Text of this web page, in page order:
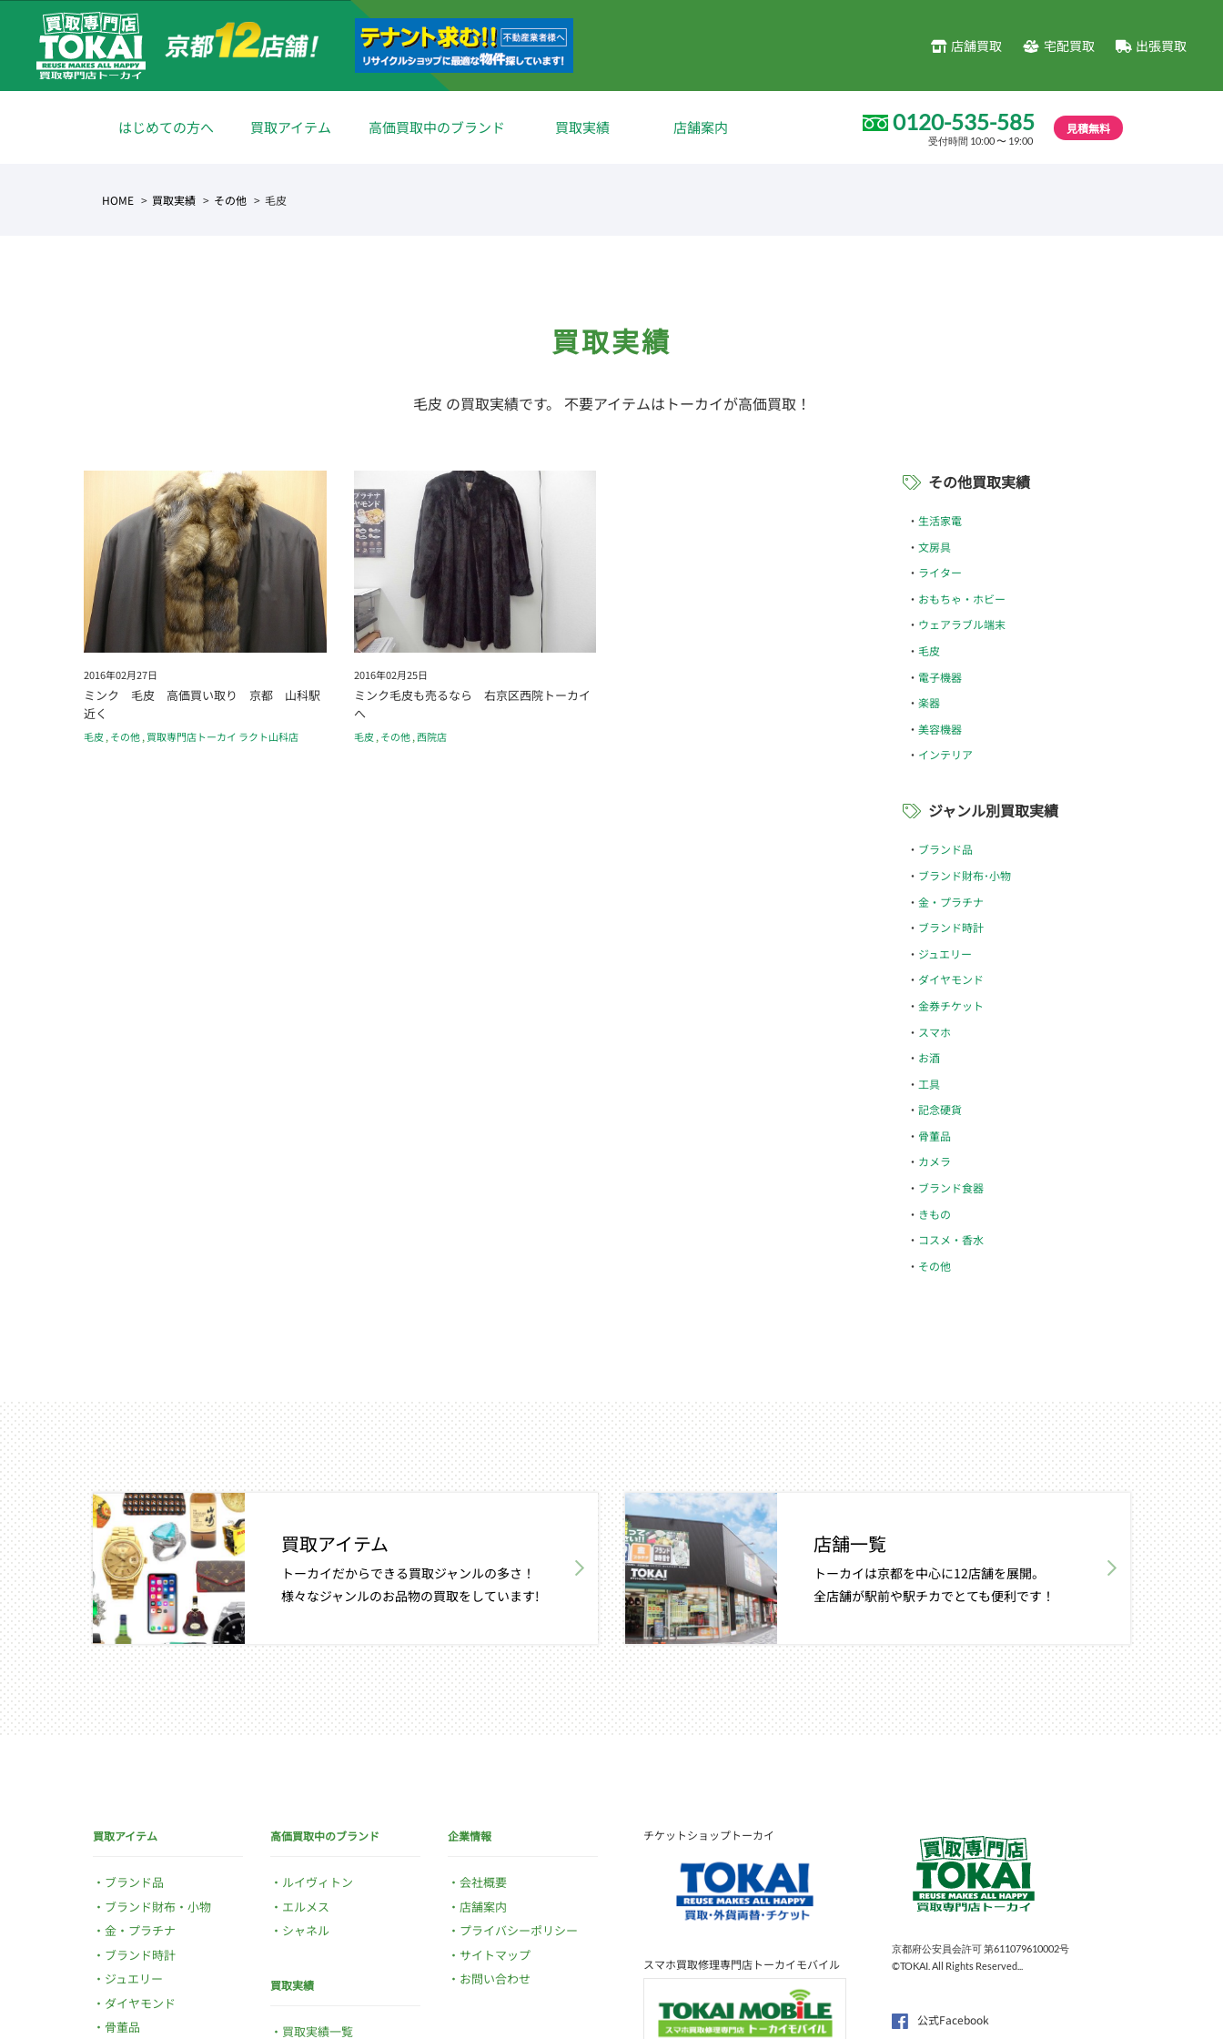
店舗買取 宅配買取 出張買取
はじめての方へ 買取アイテム 高価買取中のブランド 買取実績 店舗案内 0120-535-585
受付時間 10:00 〜 19:00
見積無料
HOME 買取実績 その他 毛皮
買取実績
毛皮 の買取実績です。 不要アイテムはトーカイが高価買取！
2016年02月27日
ミンク 毛皮 高価買い取り 京都 山科駅
近く
毛皮 , その他, 買取専門店トーカイ ラクト山科店
2016年02月25日
ミンク毛皮も売るなら 右京区西院トーカイ
へ
毛皮 , その他,西院店
その他買取実績
生活家電
文房具
ライター
おもちゃ・ホビー
ウェアラブル端末
毛皮
電子機器
楽器
美容機器
インテリア
ジャンル別買取実績
ブランド品
ブランド財布･小物
金・プラチナ
ブランド時計
ジュエリー
ダイヤモンド
金券チケット
スマホ
お酒
工具
記念硬貨
骨董品
カメラ
ブランド食器
きもの
コスメ・香水
その他
買取アイテム
トーカイだからできる買取ジャンルの多さ！
様々なジャンルのお品物の買取をしています!
店舗一覧
トーカイは京都を中心に12店舗を展開。
全店舗が駅前や駅チカでとても便利です！
買取アイテム
ブランド品
ブランド財布・小物
金・プラチナ
ブランド時計
ジュエリー
ダイヤモンド
骨董品
高価買取中のブランド
ルイヴィトン
エルメス
シャネル
買取実績
買取実績一覧
企業情報
会社概要
店舗案内
プライバシーポリシー
サイトマップ
お問い合わせ
チケットショップトーカイ
スマホ買取修理専門店トーカイモバイル
京都府公安員会許可 第611079610002号
©TOKAI. All Rights Reserved...
公式Facebook